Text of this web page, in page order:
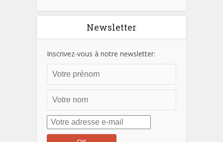
Newsletter
Inscrivez-vous à notre newsletter: